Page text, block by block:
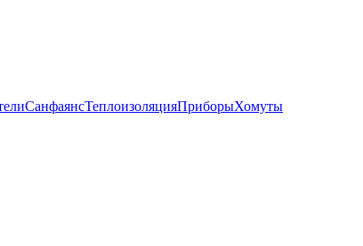
СанфаянсТеплоизоляцияПриборыХомуты